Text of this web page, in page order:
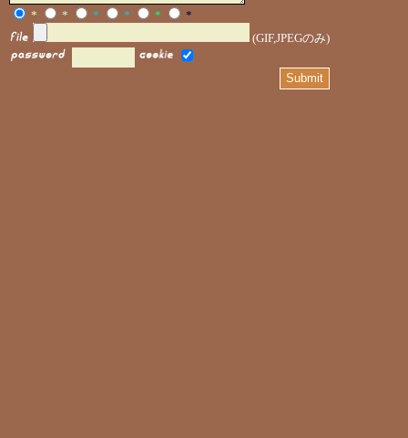
* * * * *
*
(GIF,JPEGのみ)